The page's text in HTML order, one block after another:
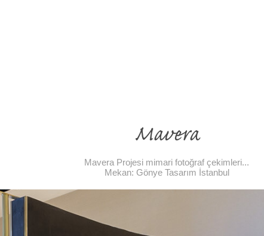
Mavera
Mavera Projesi mimari fotoğraf çekimleri...
Mekan: Gönye Tasarım İstanbul